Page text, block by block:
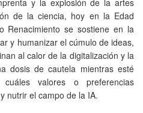
de la ciencia, hoy en la Edad
Renacimiento se sostiene en la
y humanizar el cúmulo de ideas,
al calor de la digitalización y la
dosis de cautela mientras esté
valores o preferencias
nutrir el campo de la IA.